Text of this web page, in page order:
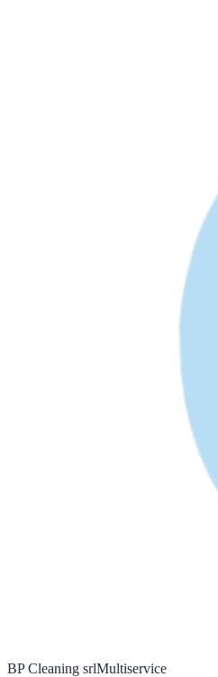
BP Cleaning srlMultiservice